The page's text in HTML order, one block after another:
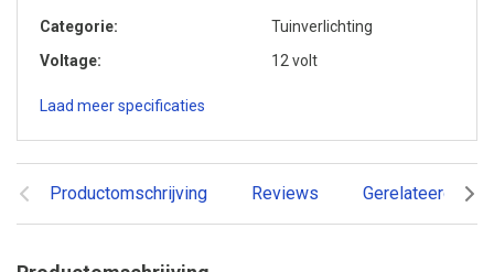
Productomschrijving Reviews Gerelateerde
Categorie
Tuinverlichting
Voltage
12 volt
Laad meer specificaties